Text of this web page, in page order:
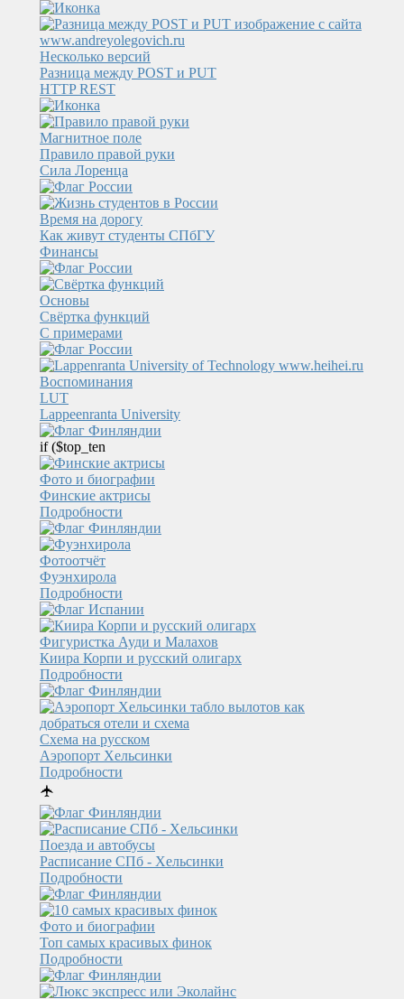
Несколько версий
Разница между POST и PUT
HTTP REST
Магнитное поле
Правило правой руки
Сила Лоренца
Время на дорогу
Как живут студенты СПбГУ
Финансы
Основы
Свёртка функций
С примерами
Воспоминания
LUT
Lappeenranta University
if ($top_ten
Фото и биографии
Финские актрисы
Подробности
Фотоотчёт
Фуэнхирола
Подробности
Фигуристка Ауди и Малахов
Киира Корпи и русский олигарх
Подробности
Схема на русском
Аэропорт Хельсинки
Подробности
🛧
Поезда и автобусы
Расписание СПб - Хельсинки
Подробности
Фото и биографии
Топ самых красивых финок
Подробности